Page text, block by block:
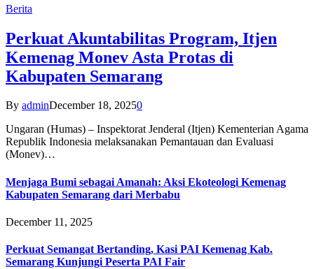
Berita
Perkuat Akuntabilitas Program, Itjen
Kemenag Monev Asta Protas di
Kabupaten Semarang
By adminDecember 18, 20250
Ungaran (Humas) – Inspektorat Jenderal (Itjen) Kementerian Agama
Republik Indonesia melaksanakan Pemantauan dan Evaluasi
(Monev)…
Menjaga Bumi sebagai Amanah: Aksi Ekoteologi Kemenag
Kabupaten Semarang dari Merbabu
December 11, 2025
Perkuat Semangat Bertanding, Kasi PAI Kemenag Kab.
Semarang Kunjungi Peserta PAI Fair